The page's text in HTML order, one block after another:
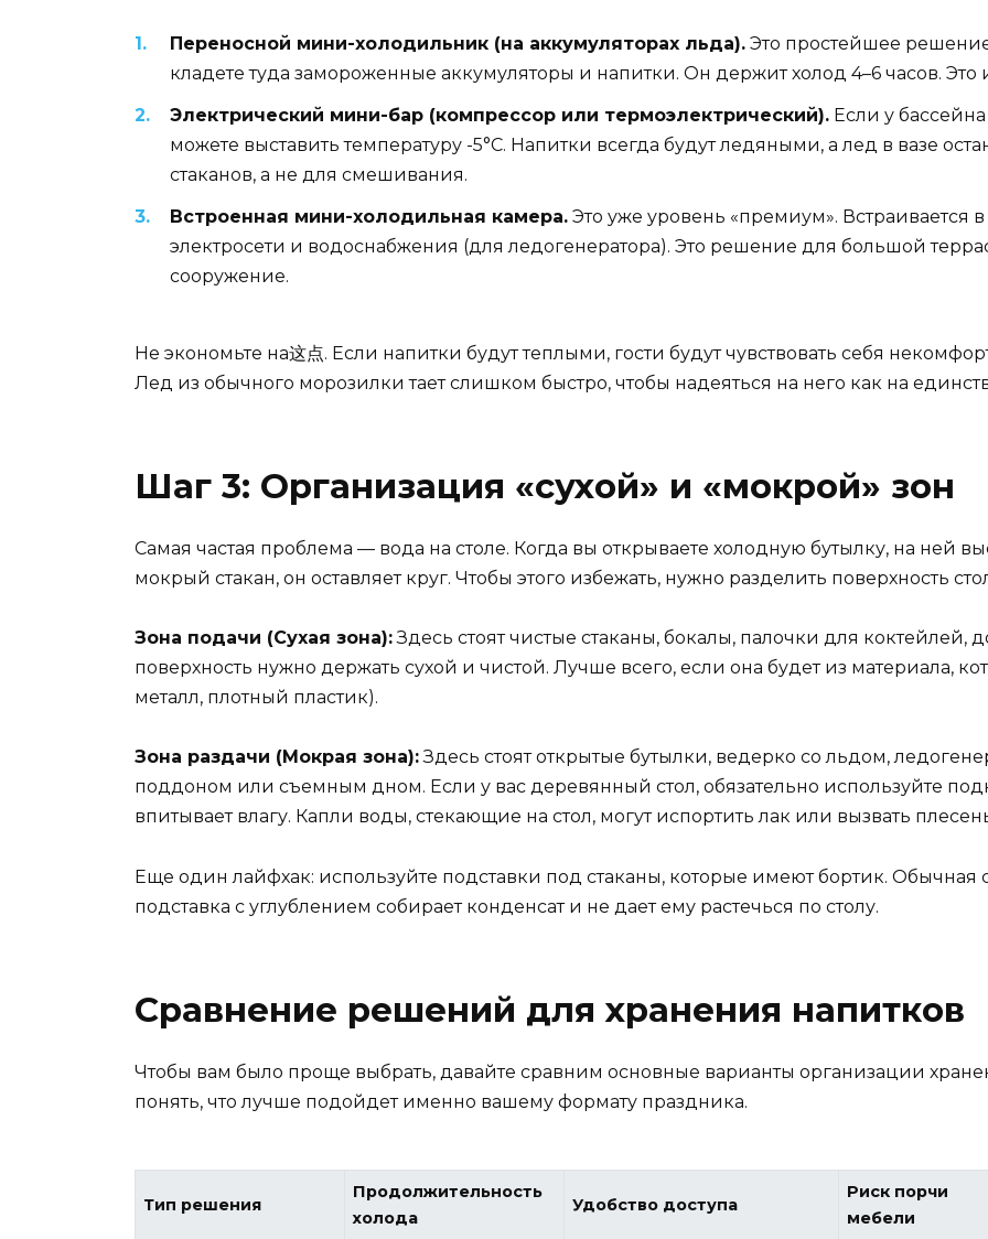
Переносной мини-холодильник (на аккумуляторах льда). Это простейшее
кладете туда замороженные аккумуляторы и напитки. Он держит холод 4–6 часов.
Электрический мини-бар (компрессор или термоэлектрический). Если у
можете выставить температуру -5°C. Напитки всегда будут ледяными, а лед в вазе
стаканов, а не для смешивания.
Встроенная мини-холодильная камера. Это уже уровень «премиум». Встраивается
электросети и водоснабжения (для ледогенератора). Это решение для большой
сооружение.
Не экономьте на这点. Если напитки будут теплыми, гости будут чувствовать себя
Лед из обычного морозилки тает слишком быстро, чтобы надеяться на него как на
Шаг 3: Организация «сухой» и «мокрой» зон
Самая частая проблема — вода на столе. Когда вы открываете холодную бутылку, на ней
мокрый стакан, он оставляет круг. Чтобы этого избежать, нужно разделить поверхность
Зона подачи (Сухая зона):Здесь стоят чистые стаканы, бокалы, палочки для коктейлей,
поверхность нужно держать сухой и чистой. Лучше всего, если она будет из материала,
металл, плотный пластик).
Зона раздачи (Мокрая зона):Здесь стоят открытые бутылки, ведерко со льдом,
поддоном или съемным дном. Если у вас деревянный стол, обязательно используйте
впитывает влагу. Капли воды, стекающие на стол, могут испортить лак или вызвать
Еще один лайфхак: используйте подставки под стаканы, которые имеют бортик. Обычная
подставка с углублением собирает конденсат и не дает ему растечься по столу.
Сравнение решений для хранения напитков
Чтобы вам было проще выбрать, давайте сравним основные варианты организации
понять, что лучше подойдет именно вашему формату праздника.
Тип решения
Продолжительность
холода
Удобство доступа
Риск порчи
мебели